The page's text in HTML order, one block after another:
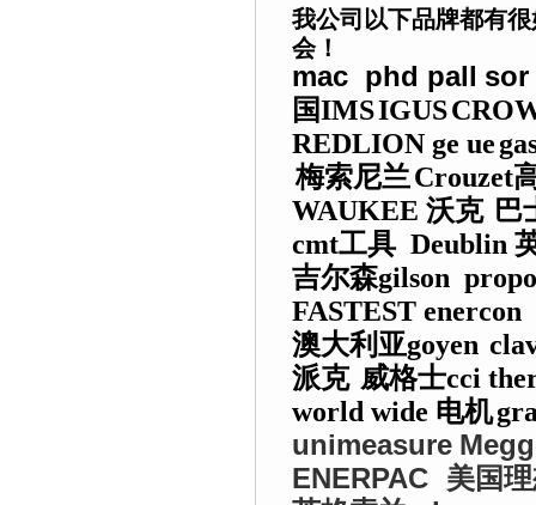
我公司以下品牌都有
会！
mac phd pall sor
国IMSIGUS
REDLION ge ue
梅索尼兰Crouzet
WAUKEE 沃克 巴
cmt工具 Deublin
吉尔森gilson
FASTEST enercon
澳大利亚goyen
派克 威格士cci
world wide 电机
unimeasure
ENERPAC
美国